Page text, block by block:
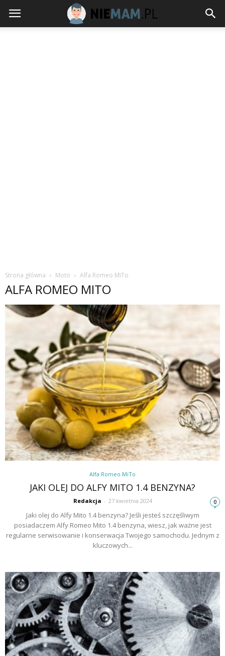
Strona główna Moto Alfa Romeo MiTo
ALFA ROMEO MITO
Alfa Romeo MiTo
JAKI OLEJ DO ALFY MITO 1.4 BENZYNA?
Redakcja - 27 kwietnia 2024 0
Jaki olej do Alfy Mito 1.4 benzyna? Jeśli jesteś szczęśliwym
posiadaczem Alfy Romeo Mito 1.4 benzyna, wiesz, jak ważne jest
regularne serwisowanie i konserwacja Twojego samochodu. Jednym z
kluczowych...